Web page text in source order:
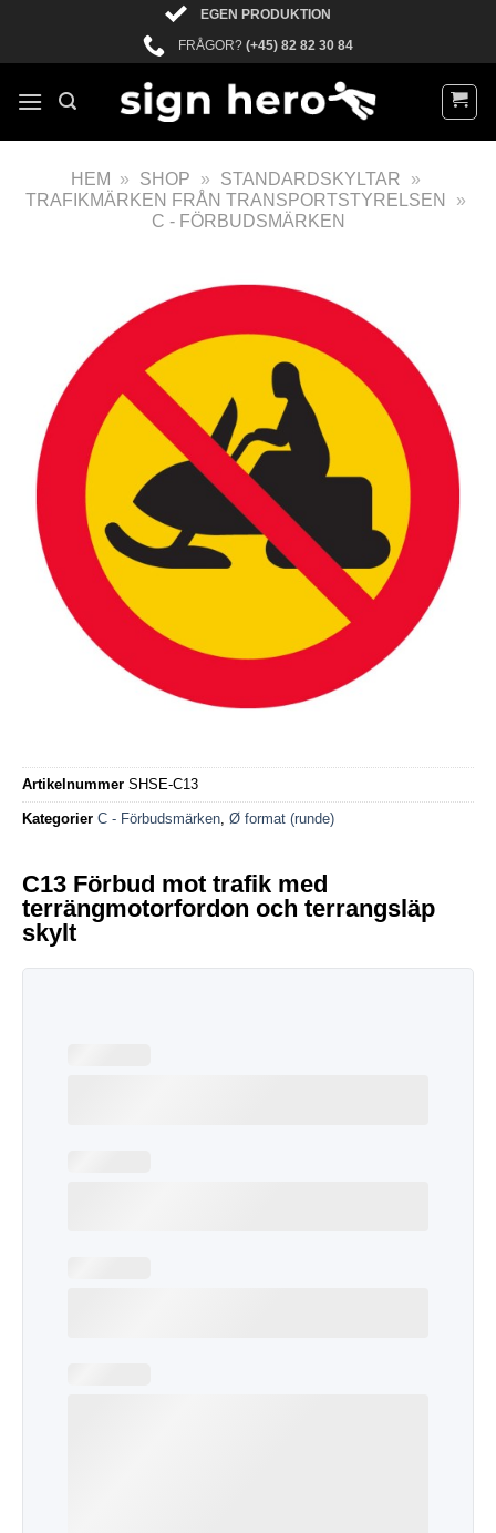
EGEN PRODUKTION
FRÅGOR? (+45) 82 82 30 84
HEM » SHOP » STANDARDSKYLTAR
»
TRAFIKMÄRKEN FRÅN TRANSPORTSTYRELSEN
»
C - FÖRBUDSMÄRKEN
Artikelnummer SHSE-C13
Kategorier C - Förbudsmärken Ø format (runde)
C13 Förbud mot trafik med
terrängmotorfordon och terrangsläp
skylt